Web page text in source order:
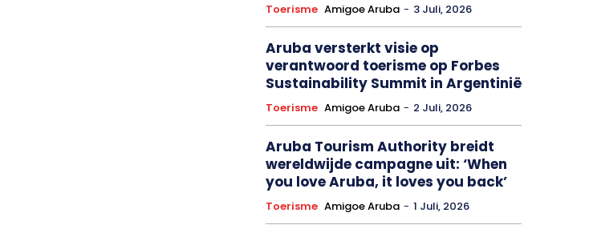
Toerisme Amigoe Aruba - 3 Juli, 2026
Aruba versterkt visie op
verantwoord toerisme op Forbes
Sustainability Summit in Argentinië
Toerisme Amigoe Aruba - 2 Juli, 2026
Aruba Tourism Authority breidt
wereldwijde campagne uit: ‘When
you love Aruba, it loves you back’
Toerisme Amigoe Aruba - 1 Juli, 2026